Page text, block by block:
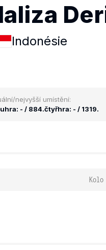
Indonésie
nejvyšší umístění:
- / 884.čtyřhra: - / 1319.
Kolo